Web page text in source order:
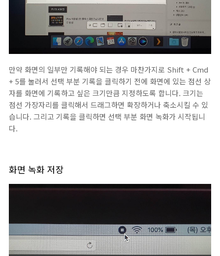
만약 화면의 일부만 기록해야 되는 경우 마찬가지로 Shift + Cmd
+ 5를 눌러서 선택 부분 기록을 클릭하기 전에 화면에 있는 점선 상
자를 화면에 기록하고 싶은 크기만큼 지정하도록 합니다. 크기는
점선 가장자리를 클릭해서 드래그하면 확장하거나 축소시킬 수 있
습니다. 그리고 기록을 클릭하면 선택 부분 화면 녹화가 시작됩니
다.
화면 녹화 저장